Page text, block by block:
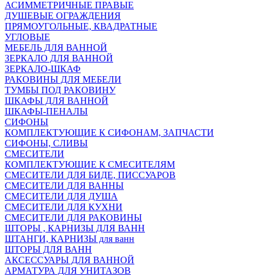
АСИММЕТРИЧНЫЕ ПРАВЫЕ
ДУШЕВЫЕ ОГРАЖДЕНИЯ
ПРЯМОУГОЛЬНЫЕ, КВАДРАТНЫЕ
УГЛОВЫЕ
МЕБЕЛЬ ДЛЯ ВАННОЙ
ЗЕРКАЛО ДЛЯ ВАННОЙ
ЗЕРКАЛО-ШКАФ
РАКОВИНЫ ДЛЯ МЕБЕЛИ
ТУМБЫ ПОД РАКОВИНУ
ШКАФЫ ДЛЯ ВАННОЙ
ШКАФЫ-ПЕНАЛЫ
СИФОНЫ
КОМПЛЕКТУЮЩИЕ К СИФОНАМ, ЗАПЧАСТИ
СИФОНЫ, СЛИВЫ
СМЕСИТЕЛИ
КОМПЛЕКТУЮЩИЕ К СМЕСИТЕЛЯМ
СМЕСИТЕЛИ ДЛЯ БИДЕ, ПИССУАРОВ
СМЕСИТЕЛИ ДЛЯ ВАННЫ
СМЕСИТЕЛИ ДЛЯ ДУША
СМЕСИТЕЛИ ДЛЯ КУХНИ
СМЕСИТЕЛИ ДЛЯ РАКОВИНЫ
ШТОРЫ , КАРНИЗЫ ДЛЯ ВАНН
ШТАНГИ, КАРНИЗЫ для ванн
ШТОРЫ ДЛЯ ВАНН
АКСЕССУАРЫ ДЛЯ ВАННОЙ
АРМАТУРА ДЛЯ УНИТАЗОВ